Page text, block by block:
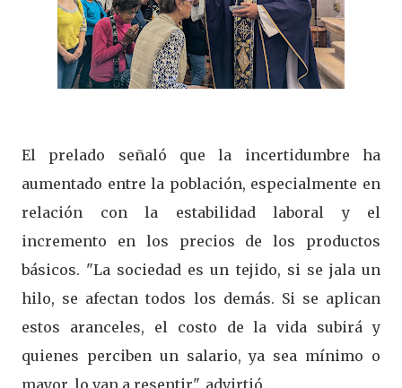
El prelado señaló que la incertidumbre ha
aumentado entre la población, especialmente en
relación con la estabilidad laboral y el
incremento en los precios de los productos
básicos. "La sociedad es un tejido, si se jala un
hilo, se afectan todos los demás. Si se aplican
estos aranceles, el costo de la vida subirá y
quienes perciben un salario, ya sea mínimo o
mayor, lo van a resentir", advirtió.